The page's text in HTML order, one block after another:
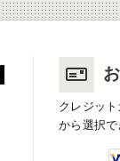
クレジッ
から選択